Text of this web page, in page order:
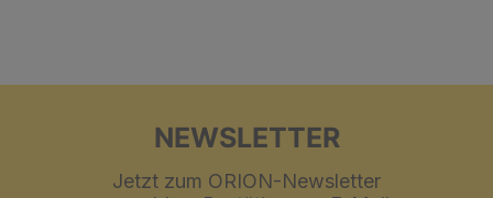
NEWSLETTER
Jetzt zum ORION-Newsletter